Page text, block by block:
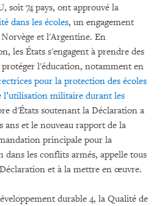
soit 74 pays, ont approuvé la
dans les écoles, un engagement
et l'Argentine. En
les États s'engagent à prendre des
l'éducation, notamment en
pour la protection des écoles
l’utilisation militaire durant les
d'États soutenant la Déclaration a
ans et le nouveau rapport de la
principale pour la
les conflits armés, appelle tous
et à la mettre en œuvre.
durable 4, la Qualité de